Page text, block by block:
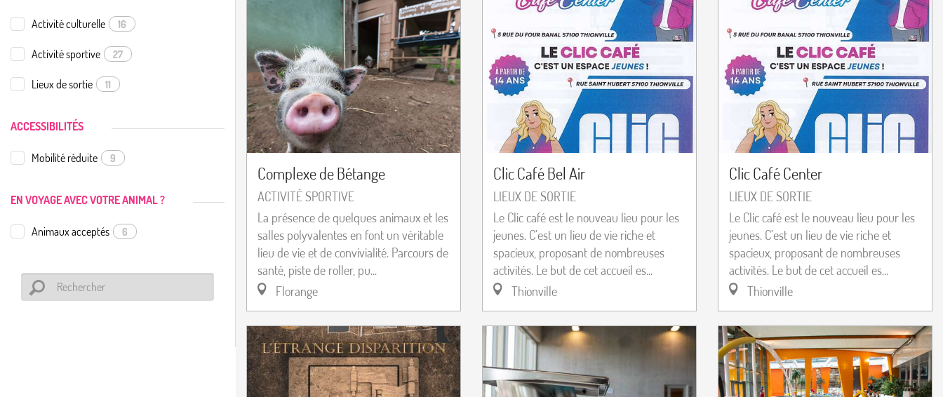
Activité culturelle 16
Activité sportive 27
Lieux de sortie 11
ACCESSIBILITÉS
Mobilité réduite 9
EN VOYAGE AVEC VOTRE ANIMAL ?
Animaux acceptés 6
Complexe de Bétange
ACTIVITÉ SPORTIVE
La présence de quelques animaux et les
salles polyvalentes en font un véritable
lieu de vie et de convivialité. Parcours de
santé, piste de roller, pu...
Florange
Clic Café Bel Air
LIEUX DE SORTIE
Le Clic café est le nouveau lieu pour les
jeunes. C’est un lieu de vie riche et
spacieux, proposant de nombreuses
activités. Le but de cet accueil es...
Thionville
Clic Café Center
LIEUX DE SORTIE
Le Clic café est le nouveau lieu pour les
jeunes. C’est un lieu de vie riche et
spacieux, proposant de nombreuses
activités. Le but de cet accueil es...
Thionville